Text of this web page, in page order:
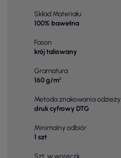
Skład Materiału
100% bawełna
Fason
krój taliowany
Gramatura
160 g/m²
Metoda znakowania odzieży
druk cyfrowy DTG
Minimalny odbiór
1 szt